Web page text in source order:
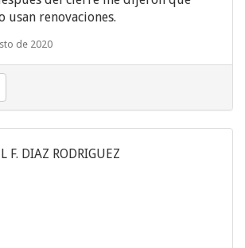
usan renovaciones.
de 2020
F. DIAZ RODRIGUEZ